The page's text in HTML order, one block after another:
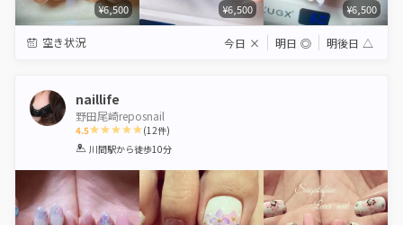
¥6,500 ¥6,500 ¥6,500
空き状況 今日 × 明日 ◎ 明後日 △
naillife
野田尾崎reposnail
4.5
1 2 3 4 5
(12件)
川間駅から徒歩10分